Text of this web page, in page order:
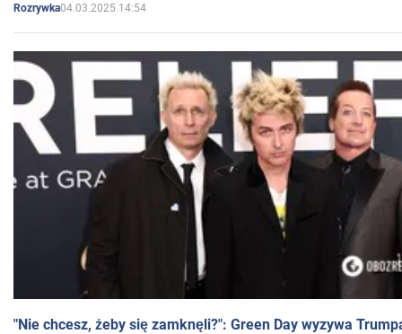
Rozrywka04.03.2025 14:54
"Nie chcesz, żeby się zamknęli?": Green Day wyzywa